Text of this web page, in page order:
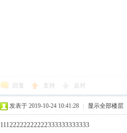
回复 支持 反对
发表于 2019-10-24 10:41:28 显示全部楼层
11122222222222333333333333